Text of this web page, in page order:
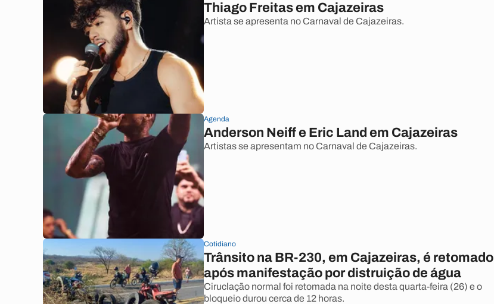
Thiago Freitas em Cajazeiras
Artista se apresenta no Carnaval de Cajazeiras.
Agenda
Anderson Neiff e Eric Land em Cajazeiras
Artistas se apresentam no Carnaval de Cajazeiras.
Cotidiano
Trânsito na BR-230, em Cajazeiras, é retomado
após manifestação por distruição de água
Ciruclação normal foi retomada na noite desta quarta-feira (26) e o
bloqueio durou cerca de 12 horas.